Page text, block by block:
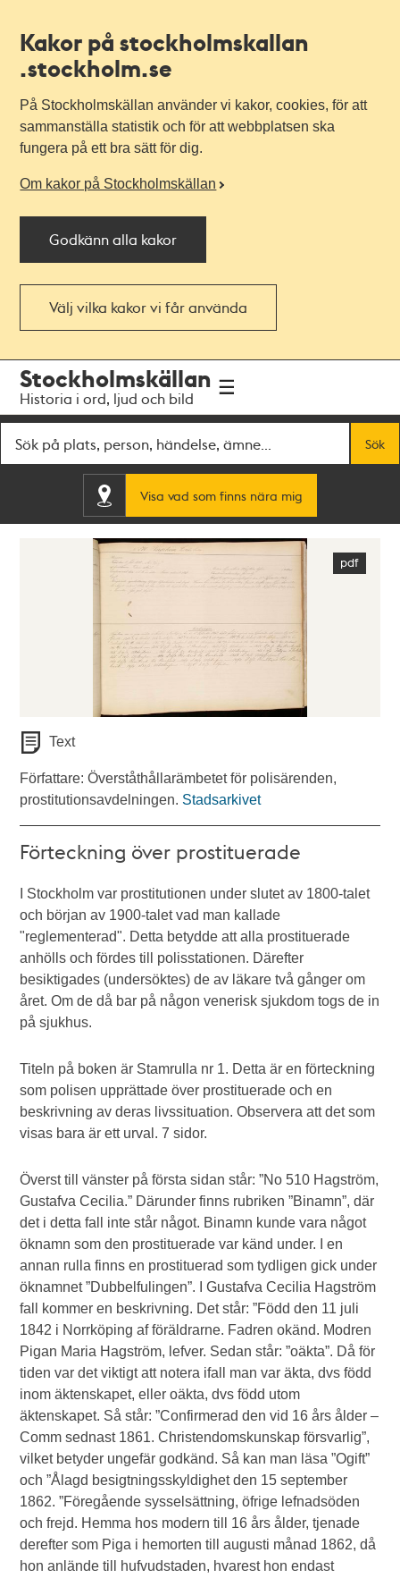
Kakor på stockholmskallan
.stockholm.se
På Stockholmskällan använder vi kakor, cookies, för att
sammanställa statistik och för att webbplatsen ska
fungera på ett bra sätt för dig.
Om kakor på Stockholmskällan
Godkänn alla kakor
Välj vilka kakor vi får använda
navigationen
huvudinnehållet
Stockholmskällan
Historia i ord, ljud och bild
Sök
Visa vad som finns nära mig
Text
Författare: Överståthållarämbetet för polisärenden,
prostitutionsavdelningen. Stadsarkivet
Förteckning över prostituerade
I Stockholm var prostitutionen under slutet av 1800-talet
och början av 1900-talet vad man kallade
"reglementerad". Detta betydde att alla prostituerade
anhölls och fördes till polisstationen. Därefter
besiktigades (undersöktes) de av läkare två gånger om
året. Om de då bar på någon venerisk sjukdom togs de in
på sjukhus.
Titeln på boken är Stamrulla nr 1. Detta är en förteckning
som polisen upprättade över prostituerade och en
beskrivning av deras livssituation. Observera att det som
visas bara är ett urval. 7 sidor.
Överst till vänster på första sidan står: ”No 510 Hagström,
Gustafva Cecilia.” Därunder finns rubriken ”Binamn”, där
det i detta fall inte står något. Binamn kunde vara något
öknamn som den prostituerade var känd under. I en
annan rulla finns en prostituerad som tydligen gick under
öknamnet ”Dubbelfulingen”. I Gustafva Cecilia Hagström
fall kommer en beskrivning. Det står: ”Född den 11 juli
1842 i Norrköping af föräldrarne. Fadren okänd. Modren
Pigan Maria Hagström, lefver. Sedan står: ”oäkta”. Då för
tiden var det viktigt att notera ifall man var äkta, dvs född
inom äktenskapet, eller oäkta, dvs född utom
äktenskapet. Så står: ”Confirmerad den vid 16 års ålder –
Comm sednast 1861. Christendomskunskap försvarlig”,
vilket betyder ungefär godkänd. Så kan man läsa ”Ogift”
och ”Ålagd besigtningsskyldighet den 15 september
1862. ”Föregående sysselsättning, öfrige lefnadsöden
och frejd. Hemma hos modern till 16 års ålder, tjenade
derefter som Piga i hemorten till augusti månad 1862, då
hon anlände till hufvudstaden, hvarest hon endast